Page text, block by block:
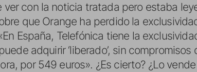
con la noticia tratada pero estaba
que Orange ha perdido la
España, Telefónica tiene la
adquirir ‘liberado’, sin compromisos
por 549 euros». ¿Es cierto? ¿Lo